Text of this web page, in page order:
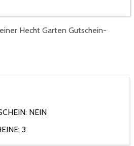
Hecht Garten Gutschein-
NEIN
3